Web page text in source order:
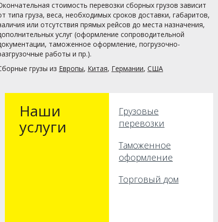
слежение
за
движением
груза;
и
стоимость перевозки сборных грузов зависит
типа груза, веса, необходимых сроков доставки, габаритов,
или отсутствия прямых рейсов до места назначения,
услуг (оформление сопроводительной
таможенное оформление, погрузочно-
работы и пр.).
грузы из Европы, Китая, Германии, США
Наши
услуги
Грузовые
перевозки
Таможенное
оформление
Торговый дом